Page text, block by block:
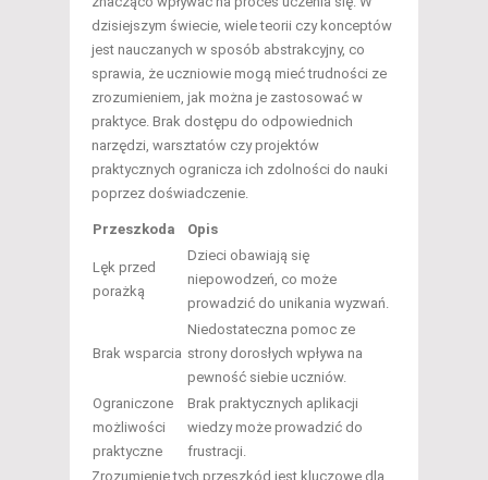
dzisiejszym świecie, wiele teorii czy konceptów
jest nauczanych w sposób abstrakcyjny, co
sprawia, że uczniowie mogą mieć trudności ze
zrozumieniem, jak można je zastosować w
praktyce. Brak dostępu do odpowiednich
narzędzi, warsztatów czy projektów
praktycznych ogranicza ich zdolności do nauki
poprzez doświadczenie.
Przeszkoda Opis
Lęk przed
porażką
Dzieci obawiają się
niepowodzeń, co może
prowadzić do unikania wyzwań.
Brak wsparcia
Niedostateczna pomoc ze
strony dorosłych wpływa na
pewność siebie uczniów.
Ograniczone
możliwości
praktyczne
Brak praktycznych aplikacji
wiedzy może prowadzić do
frustracji.
Zrozumienie tych przeszkód jest kluczowe dla